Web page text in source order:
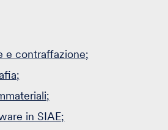
e contraffazione;
in SIAE;